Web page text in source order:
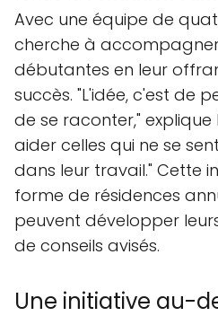
Avec une équipe de
cherche à
débutantes en leur
succès. "L'idée, c'est de
de se raconter," explique
aider celles qui ne se
dans leur travail." Cette
forme de résidences
peuvent développer
de conseils avisés.
Une initiative au-